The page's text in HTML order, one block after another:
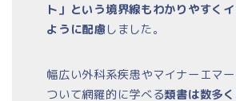
ト」という境界線もわかりやすく
ように配慮しました。
幅広い外科系疾患やマイナーエマ
ついて網羅的に学べる類書は数多く